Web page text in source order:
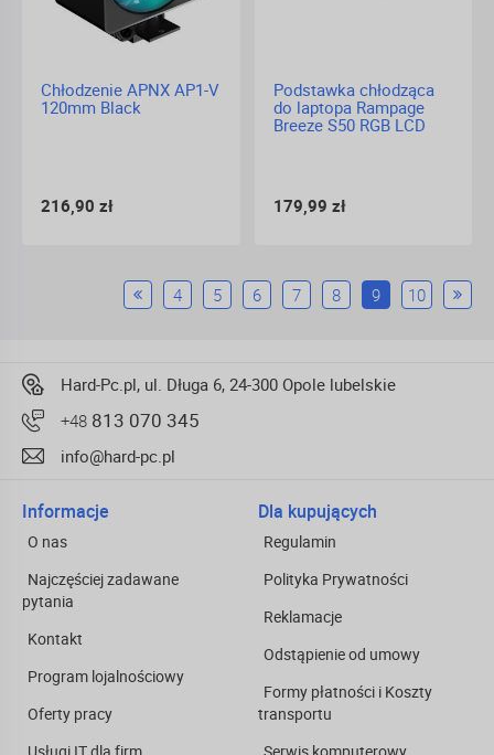
Chłodzenie APNX AP1-V
120mm Black
216,90 zł
Podstawka chłodząca
do laptopa Rampage
Breeze S50 RGB LCD
179,99 zł
4 5 6 7 8 9 10
Hard-Pc.pl, ul. Długa 6, 24-300 Opole lubelskie
+48 813 070 345
info@hard-pc.pl
Informacje
O nas
Najczęściej zadawane
pytania
Kontakt
Program lojalnościowy
Oferty pracy
Usługi IT dla firm
Dla kupujących
Regulamin
Polityka Prywatności
Reklamacje
Odstąpienie od umowy
Formy płatności i Koszty
transportu
Serwis komputerowy